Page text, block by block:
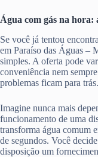
Água com gás na
Se você já tentou
em Paraíso das Águas –
simples. A oferta pode
conveniência nem
problemas ficam para trás.
Imagine nunca mais
funcionamento de uma
transforma água comum
de segundos. Você
disposição um